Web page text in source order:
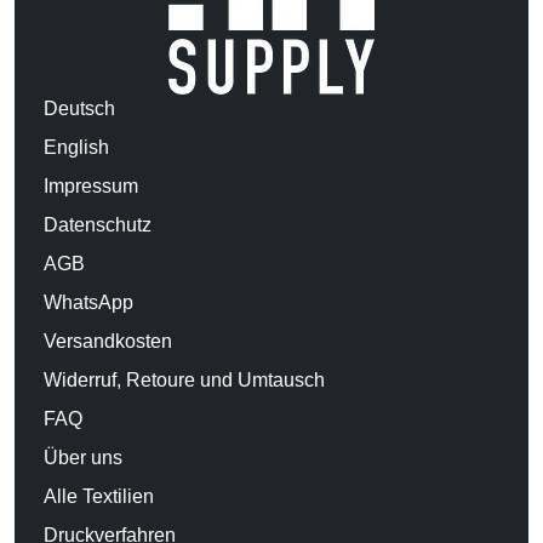
Deutsch
English
Impressum
Datenschutz
AGB
WhatsApp
Versandkosten
Widerruf, Retoure und Umtausch
FAQ
Über uns
Alle Textilien
Druckverfahren